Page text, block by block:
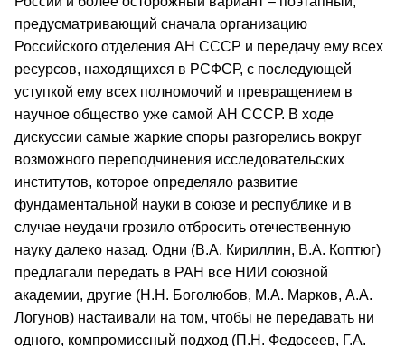
предусматривающий сначала организацию
Российского отделения АН СССР и передачу ему всех
ресурсов, находящихся в РСФСР, с последую­щей
уступкой ему всех полномочий и превращением в
научное общество уже самой АН СССР. В ходе
дискуссии самые жаркие споры разгорелись вокруг
возможного переподчинения исследовательских
институтов, которое определяло развитие
фундаменталь­ной науки в союзе и республике и в
случае неудачи грозило отбросить отечественную
науку далеко назад. Одни (В.А. Кириллин, В.А. Коптюг)
предлагали передать в РАН все НИИ союзной
академии, другие (Н.Н. Боголюбов, М.А. Марков, А.А.
Логунов) настаивали на том, чтобы не передавать ни
одного, компромиссный подход (П.Н. Федосеев, Г.А.